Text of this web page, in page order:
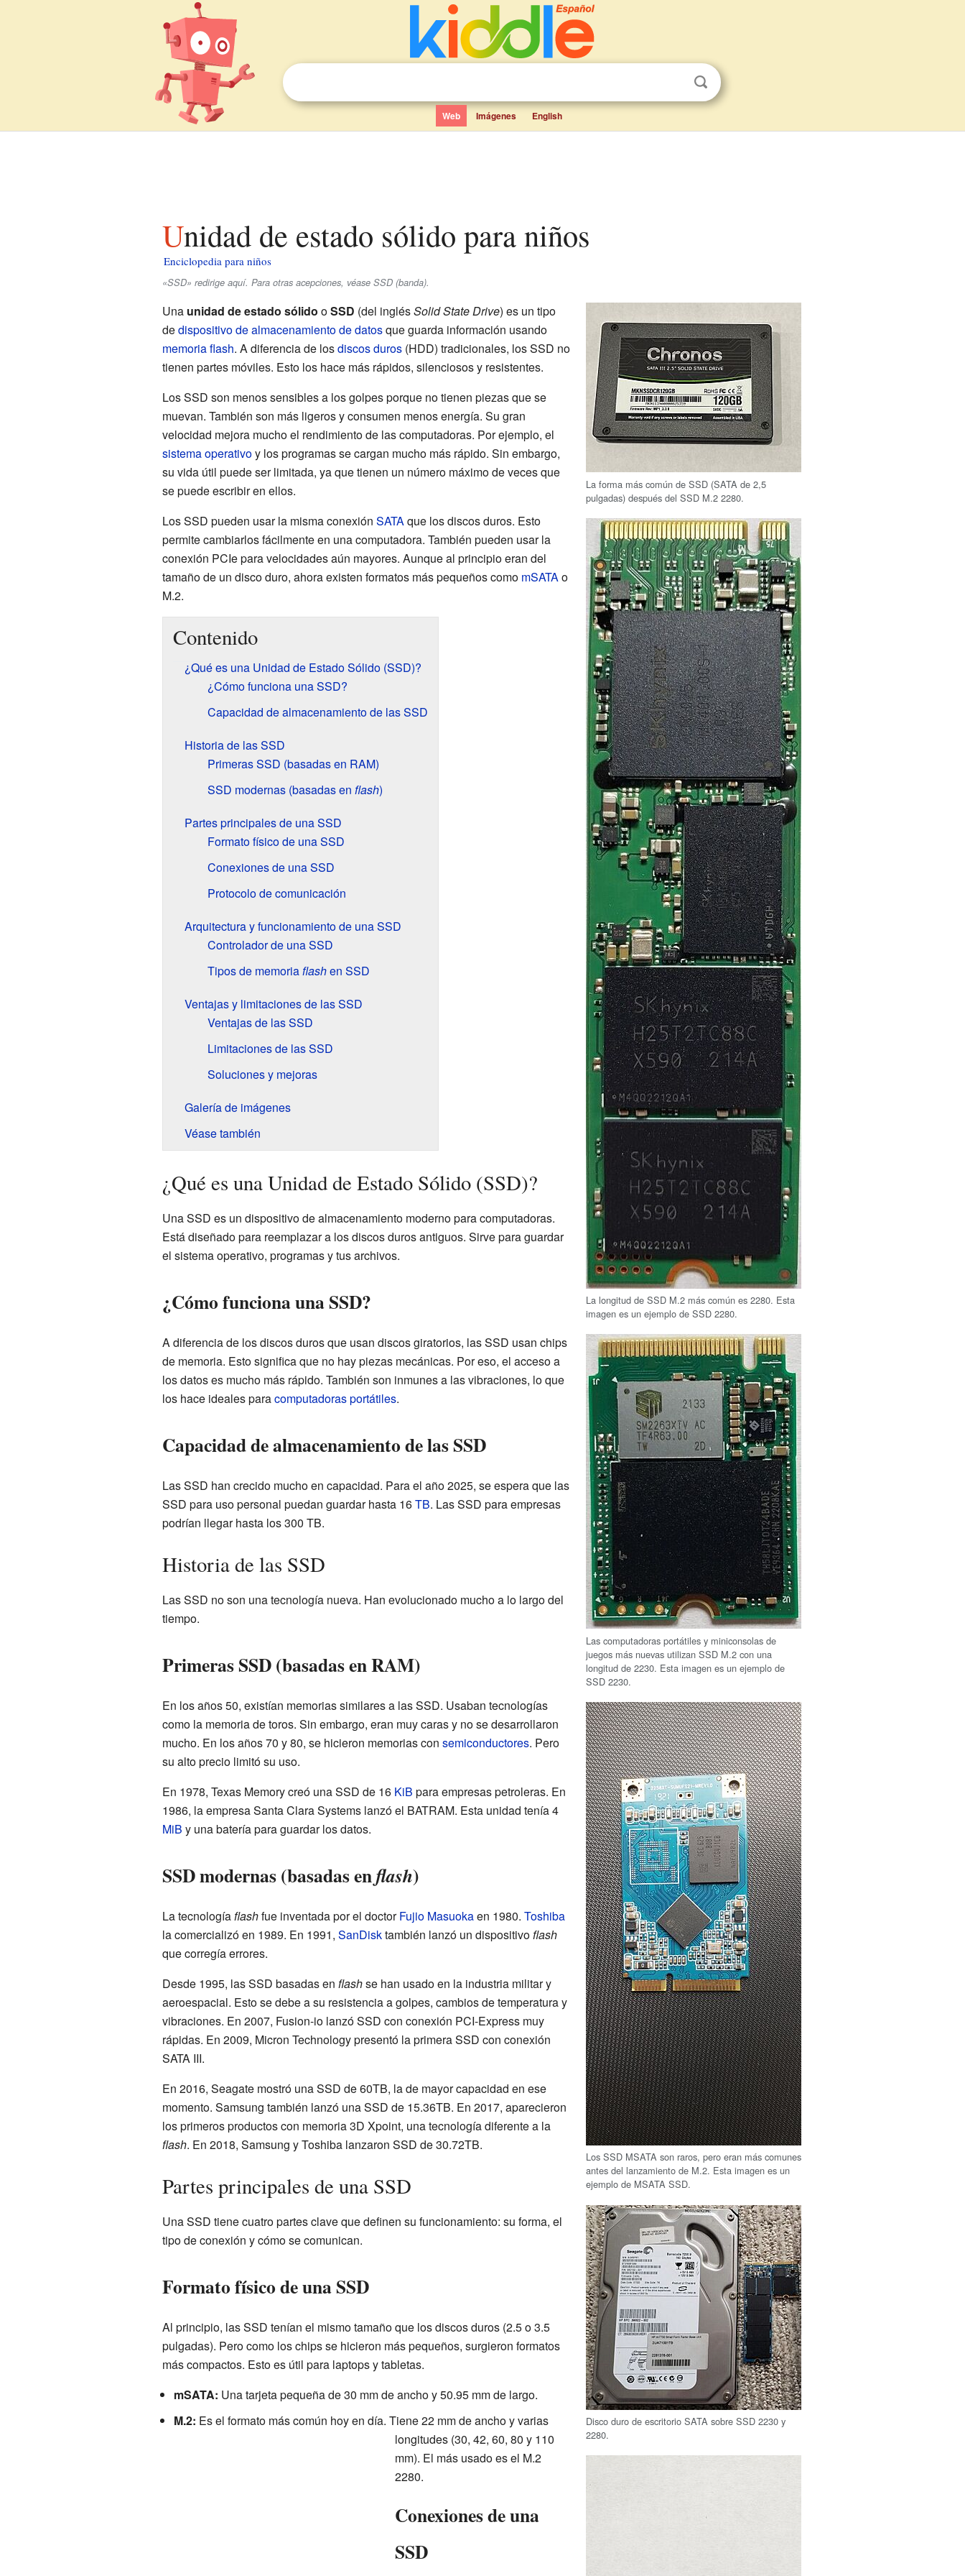
Web Imágenes English
Unidad de estado sólido para niños
Enciclopedia para niños
«SSD» redirige aquí. Para otras acepciones, véase SSD (banda).
La forma más común de SSD (SATA de 2,5
pulgadas) después del SSD M.2 2280.
La longitud de SSD M.2 más común es 2280. Esta
imagen es un ejemplo de SSD 2280.
Las computadoras portátiles y miniconsolas de
juegos más nuevas utilizan SSD M.2 con una
longitud de 2230. Esta imagen es un ejemplo de
SSD 2230.
Los SSD MSATA son raros, pero eran más comunes
antes del lanzamiento de M.2. Esta imagen es un
ejemplo de MSATA SSD.
Disco duro de escritorio SATA sobre SSD 2230 y
2280.
Una unidad de estado sólido oSSD (del inglésSolid State Drive) es un tipo
dedispositivo de almacenamiento de datosque guarda información usando
memoria flash. A diferencia de losdiscos duros(HDD) tradicionales, los SSD no
tienen partes móviles. Esto los hace más rápidos, silenciosos y resistentes.
Los SSD son menos sensibles a los golpes porque no tienen piezas que se
muevan. También son más ligeros y consumen menos energía. Su gran
velocidad mejora mucho el rendimiento de las computadoras. Por ejemplo, el
sistema operativoy los programas se cargan mucho más rápido. Sin embargo,
su vida útil puede ser limitada, ya que tienen un número máximo de veces que
se puede escribir en ellos.
Los SSD pueden usar la misma conexión SATAque los discos duros. Esto
permite cambiarlos fácilmente en una computadora. También pueden usar la
conexión PCIe para velocidades aún mayores. Aunque al principio eran del
tamaño de un disco duro, ahora existen formatos más pequeños como mSATAo
M.2.
Contenido
¿Qué es una Unidad de Estado Sólido (SSD)?
¿Cómo funciona una SSD?
Capacidad de almacenamiento de las SSD
Historia de las SSD
Primeras SSD (basadas en RAM)
SSD modernas (basadas en flash)
Partes principales de una SSD
Formato físico de una SSD
Conexiones de una SSD
Protocolo de comunicación
Arquitectura y funcionamiento de una SSD
Controlador de una SSD
Tipos de memoriaflashen SSD
Ventajas y limitaciones de las SSD
Ventajas de las SSD
Limitaciones de las SSD
Soluciones y mejoras
Galería de imágenes
Véase también
¿Qué es una Unidad de Estado Sólido (SSD)?
Una SSD es un dispositivo de almacenamiento moderno para computadoras.
Está diseñado para reemplazar a los discos duros antiguos. Sirve para guardar
el sistema operativo, programas y tus archivos.
¿Cómo funciona una SSD?
A diferencia de los discos duros que usan discos giratorios, las SSD usan chips
de memoria. Esto significa que no hay piezas mecánicas. Por eso, el acceso a
los datos es mucho más rápido. También son inmunes a las vibraciones, lo que
los hace ideales paracomputadoras portátiles.
Capacidad de almacenamiento de las SSD
Las SSD han crecido mucho en capacidad. Para el año 2025, se espera que las
SSD para uso personal puedan guardar hasta 16TB. Las SSD para empresas
podrían llegar hasta los 300 TB.
Historia de las SSD
Las SSD no son una tecnología nueva. Han evolucionado mucho a lo largo del
tiempo.
Primeras SSD (basadas en RAM)
En los años 50, existían memorias similares a las SSD. Usaban tecnologías
como la memoria de toros. Sin embargo, eran muy caras y no se desarrollaron
mucho. En los años 70 y 80, se hicieron memorias con semiconductores. Pero
su alto precio limitó su uso.
En 1978, Texas Memory creó una SSD de 16 KiB para empresas petroleras. En
1986, la empresa Santa Clara Systems lanzó el BATRAM. Esta unidad tenía 4
MiB y una batería para guardar los datos.
SSD modernas (basadas enflash)
La tecnologíaflashfue inventada por el doctorFujio Masuokaen 1980. Toshiba
la comercializó en 1989. En 1991, SanDisktambién lanzó un dispositivoflash
que corregía errores.
Desde 1995, las SSD basadas en flashse han usado en la industria militar y
aeroespacial. Esto se debe a su resistencia a golpes, cambios de temperatura y
vibraciones. En 2007, Fusion-io lanzó SSD con conexión PCI-Express muy
rápidas. En 2009, Micron Technology presentó la primera SSD con conexión
SATA III.
En 2016, Seagate mostró una SSD de 60TB, la de mayor capacidad en ese
momento. Samsung también lanzó una SSD de 15.36TB. En 2017, aparecieron
los primeros productos con memoria 3D Xpoint, una tecnología diferente a la
flash. En 2018, Samsung y Toshiba lanzaron SSD de 30.72TB.
Partes principales de una SSD
Una SSD tiene cuatro partes clave que definen su funcionamiento: su forma, el
tipo de conexión y cómo se comunican.
Formato físico de una SSD
Al principio, las SSD tenían el mismo tamaño que los discos duros (2.5 o 3.5
pulgadas). Pero como los chips se hicieron más pequeños, surgieron formatos
más compactos. Esto es útil para laptops y tabletas.
mSATA: Una tarjeta pequeña de 30 mm de ancho y 50.95 mm de largo.
M.2: Es el formato más común hoy en día. Tiene 22 mm de ancho y varias
longitudes (30, 42, 60, 80 y 110
mm). El más usado es el M.2
2280.
Conexiones de una
SSD